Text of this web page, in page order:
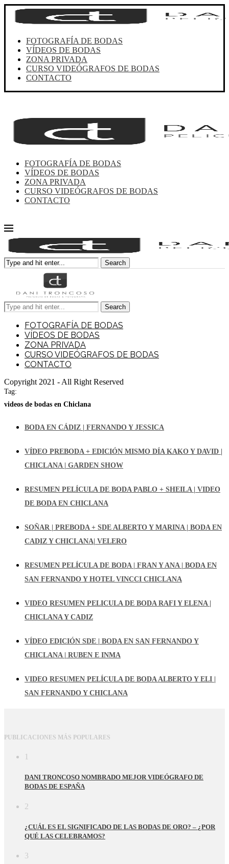
FOTOGRAFÍA DE BODAS
VÍDEOS DE BODAS
ZONA PRIVADA
CURSO VIDEÓGRAFOS DE BODAS
CONTACTO
FOTOGRAFÍA DE BODAS
VÍDEOS DE BODAS
ZONA PRIVADA
CURSO VIDEÓGRAFOS DE BODAS
CONTACTO
Search
Search
FOTOGRAFÍA DE BODAS
VÍDEOS DE BODAS
ZONA PRIVADA
CURSO VIDEÓGRAFOS DE BODAS
CONTACTO
Copyright 2021 - All Right Reserved
Tag:
videos de bodas en Chiclana
BODA EN CÁDIZ | FERNANDO Y JESSICA
VÍDEO PREBODA + EDICIÓN MISMO DÍA KAKO Y DAVID |
CHICLANA | GARDEN SHOW
RESUMEN PELÍCULA DE BODA PABLO + SHEILA | VIDEO
DE BODA EN CHICLANA
SOÑAR | PREBODA + SDE ALBERTO Y MARINA | BODA EN
CADIZ Y CHICLANA| VELERO
RESUMEN PELÍCULA DE BODA | FRAN Y ANA | BODA EN
SAN FERNANDO Y HOTEL VINCCI CHICLANA
VIDEO RESUMEN PELICULA DE BODA RAFI Y ELENA |
CHICLANA Y CADIZ
VÍDEO EDICIÓN SDE | BODA EN SAN FERNANDO Y
CHICLANA | RUBEN E INMA
VIDEO RESUMEN PELÍCULA DE BODA ALBERTO Y ELI |
SAN FERNANDO Y CHICLANA
PUBLICACIONES MÁS POPULARES
1
DANI TRONCOSO NOMBRADO MEJOR VIDEÓGRAFO DE
BODAS DE ESPAÑA
2
¿CUÁL ES EL SIGNIFICADO DE LAS BODAS DE ORO? – ¿POR
QUÉ LAS CELEBRAMOS?
3